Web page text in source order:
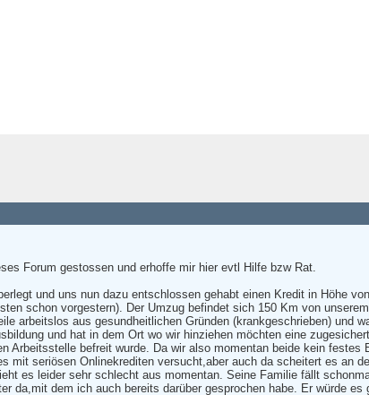
Forum gestossen und erhoffe mir hier evtl Hilfe bzw Rat.
und uns nun dazu entschlossen gehabt einen Kredit in Höhe
schon vorgestern). Der Umzug befindet sich 150 Km von
arbeitslos aus gesundheitlichen Gründen (krankgeschrieben) und
und hat in dem Ort wo wir hinziehen möchten eine
Arbeitsstelle befreit wurde. Da wir also momentan beide kein
mit seriösen Onlinekrediten versucht,aber auch da scheitert es an
es leider sehr schlecht aus momentan. Seine Familie fällt
da,mit dem ich auch bereits darüber gesprochen habe. Er würde